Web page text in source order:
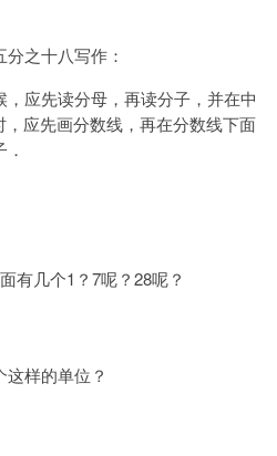
之十八写作：
应先读分母，再读分子，并在中
，应先画分数线，再在分数线下面
有几个1 ？ 7呢？ 28呢？
这样的单位？